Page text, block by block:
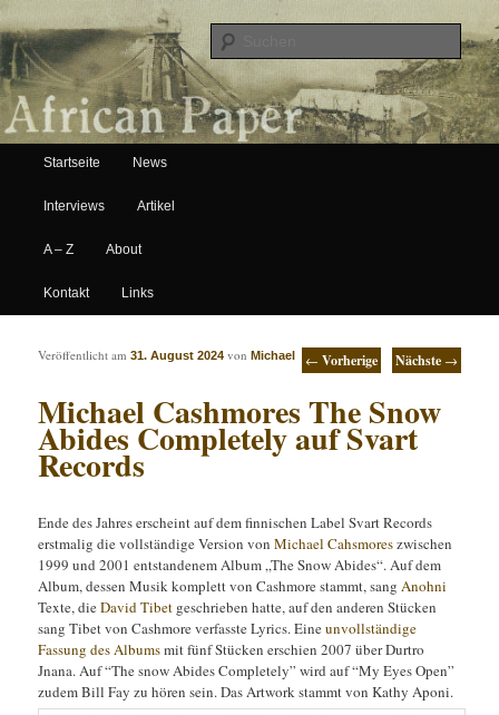
African Paper
Hauptmenü
Zum Inhalt wechseln
Zum sekundären Inhalt wechseln
Startseite News
Interviews Artikel
A – Z About
Kontakt Links
Artikelnavigation ← Vorherige Nächste →
Michael Cashmores The Snow
Abides Completely auf Svart
Records
Veröffentlicht am31. August 2024 vonMichael
Ende des Jahres erscheint auf dem finnischen Label Svart Records
erstmalig die vollständige Version vonMichael Cahsmoreszwischen
1999 und 2001 entstandenem Album „The Snow Abides“. Auf dem
Album, dessen Musik komplett von Cashmore stammt, sangAnohni
Texte, dieDavid Tibet geschrieben hatte, auf den anderen Stücken
sang Tibet von Cashmore verfasste Lyrics. Eineunvollständige
Fassung des Albumsmit fünf Stücken erschien 2007 über Durtro
Jnana. Auf “The snow Abides Completely” wird auf “My Eyes Open”
zudem Bill Fay zu hören sein. Das Artwork stammt von Kathy Aponi.